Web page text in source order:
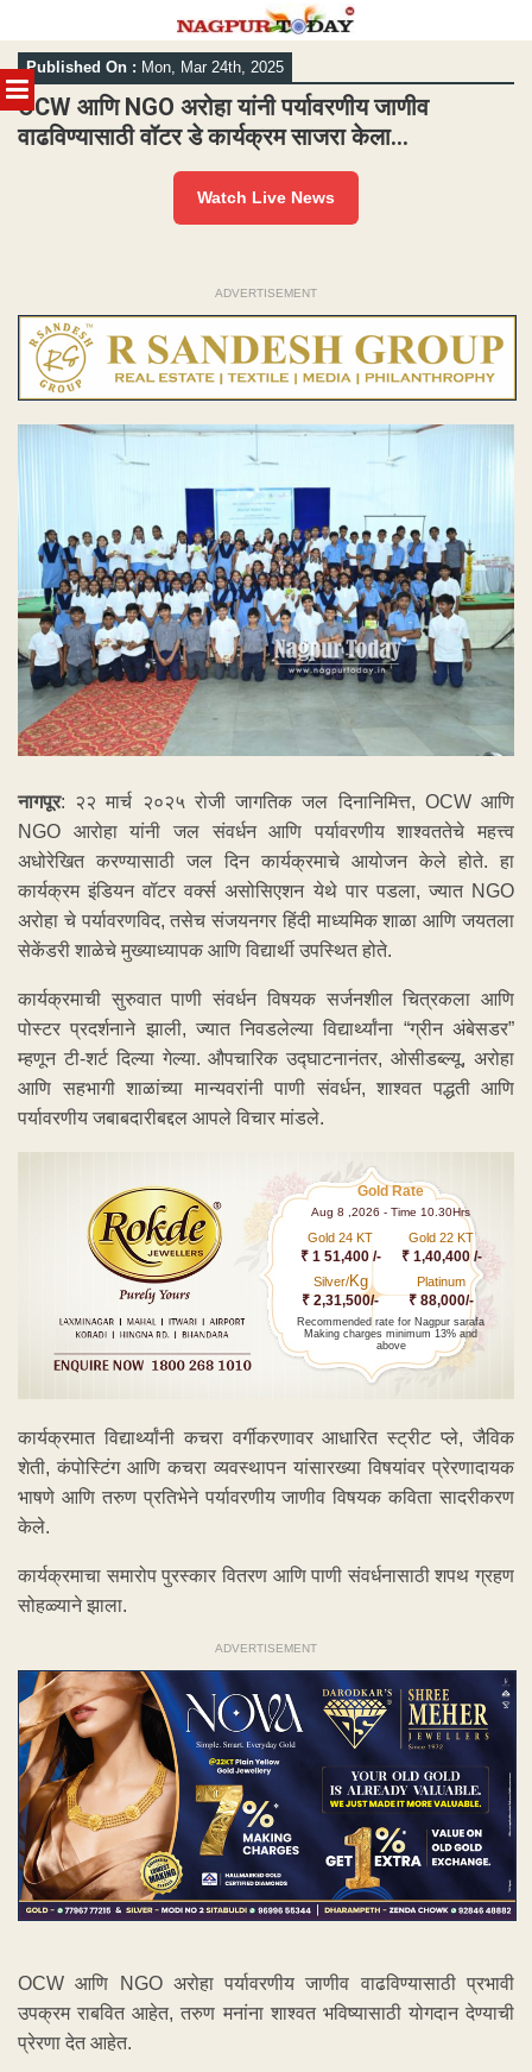
MENU
Skip
to
content
Published On : Mon, Mar 24th, 2025
OCW आणि NGO अरोहा यांनी पर्यावरणीय जाणीव
वाढविण्यासाठी वॉटर डे कार्यक्रम साजरा केला…
Watch Live News
ADVERTISEMENT
नागपूर: २२ मार्च २०२५ रोजी जागतिक जल दिनानिमित्त, OCW आणि
NGO आरोहा यांनी जल संवर्धन आणि पर्यावरणीय शाश्वततेचे महत्त्व
अधोरेखित करण्यासाठी जल दिन कार्यक्रमाचे आयोजन केले होते. हा
कार्यक्रम इंडियन वॉटर वर्क्स असोसिएशन येथे पार पडला, ज्यात NGO
अरोहा चे पर्यावरणविद, तसेच संजयनगर हिंदी माध्यमिक शाळा आणि जयतला
सेकेंडरी शाळेचे मुख्याध्यापक आणि विद्यार्थी उपस्थित होते.
कार्यक्रमाची सुरुवात पाणी संवर्धन विषयक सर्जनशील चित्रकला आणि
पोस्टर प्रदर्शनाने झाली, ज्यात निवडलेल्या विद्यार्थ्यांना “ग्रीन अंबेसडर”
म्हणून टी-शर्ट दिल्या गेल्या. औपचारिक उद्घाटनानंतर, ओसीडब्ल्यू, अरोहा
आणि सहभागी शाळांच्या मान्यवरांनी पाणी संवर्धन, शाश्वत पद्धती आणि
पर्यावरणीय जबाबदारीबद्दल आपले विचार मांडले.
Gold Rate
Aug 8 ,2026 - Time 10.30Hrs
Gold 24 KT
₹ 1 51,400 /-
Gold 22 KT
₹ 1,40,400 /-
Silver/Kg
₹ 2,31,500/-
Platinum
₹ 88,000/-
Recommended rate for Nagpur sarafa
Making charges minimum 13% and
above
कार्यक्रमात विद्यार्थ्यांनी कचरा वर्गीकरणावर आधारित स्ट्रीट प्ले, जैविक
शेती, कंपोस्टिंग आणि कचरा व्यवस्थापन यांसारख्या विषयांवर प्रेरणादायक
भाषणे आणि तरुण प्रतिभेने पर्यावरणीय जाणीव विषयक कविता सादरीकरण
केले.
कार्यक्रमाचा समारोप पुरस्कार वितरण आणि पाणी संवर्धनासाठी शपथ ग्रहण
सोहळ्याने झाला.
ADVERTISEMENT
OCW आणि NGO अरोहा पर्यावरणीय जाणीव वाढविण्यासाठी प्रभावी
उपक्रम राबवित आहेत, तरुण मनांना शाश्वत भविष्यासाठी योगदान देण्याची
प्रेरणा देत आहेत.